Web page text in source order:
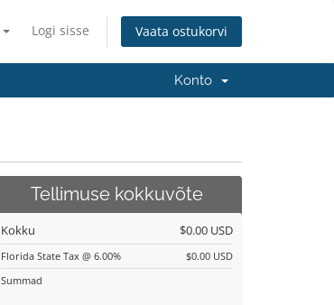
Logi sisse Vaata ostukorvi
Konto
Tellimuse kokkuvõte
Kokku $0.00 USD
Florida State Tax @ 6.00%
$0.00 USD
Summad